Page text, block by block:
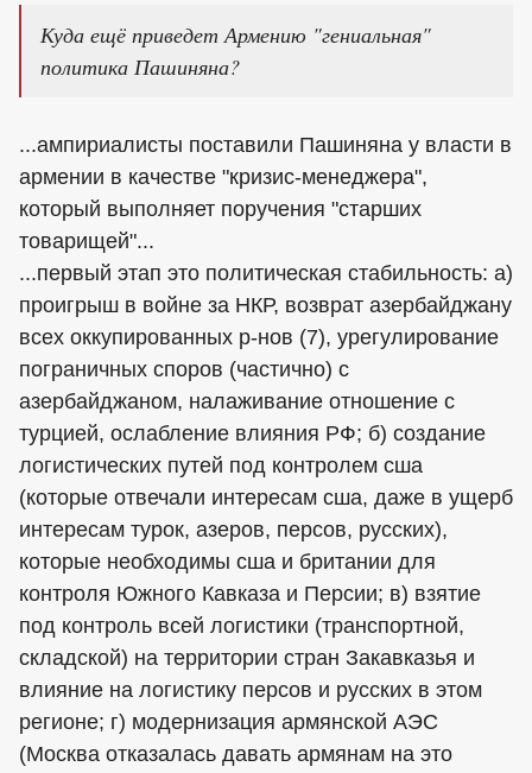
Куда ещё приведет Армению "гениальная"
политика Пашиняна?
...ампириалисты поставили Пашиняна у власти в
армении в качестве "кризис-менеджера",
который выполняет поручения "старших
товарищей"...
...первый этап это политическая стабильность: а)
проигрыш в войне за НКР, возврат азербайджану
всех оккупированных р-нов (7), урегулирование
пограничных споров (частично) с
азербайджаном, налаживание отношение с
турцией, ослабление влияния РФ; б) создание
логистических путей под контролем сша
(которые отвечали интересам сша, даже в ущерб
интересам турок, азеров, персов, русских),
которые необходимы сша и британии для
контроля Южного Кавказа и Персии; в) взятие
под контроль всей логистики (транспортной,
складской) на территории стран Закавказья и
влияние на логистику персов и русских в этом
регионе; г) модернизация армянской АЭС
(Москва отказалась давать армянам на это